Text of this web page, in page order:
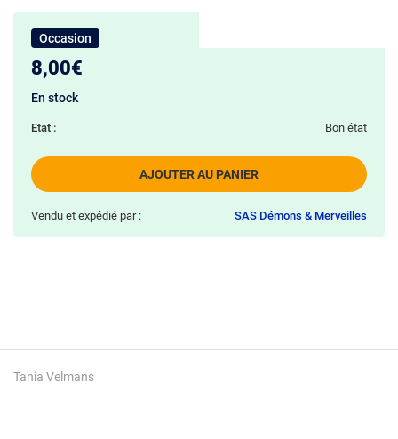
Tania Velmans
Occasion
8,00€
AJOUTER AU PANIER
En stock
Etat : Bon état
Vendu et expédié par : SAS Démons & Merveilles